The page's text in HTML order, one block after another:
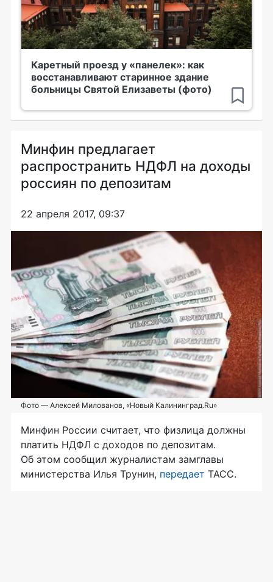
Каретный проезд у «панелек»: как
восстанавливают старинное здание
больницы Святой Елизаветы (фото)
Минфин предлагает
распространить НДФЛ на доходы
россиян по депозитам
22 апреля 2017, 09:37
Фото — Алексей Милованов, «Новый Калининград.Ru»
Минфин России считает, что физлица должны
платить НДФЛ с доходов по депозитам.
Об этом сообщил журналистам замглавы
министерства Илья Трунин, передает ТАСС.